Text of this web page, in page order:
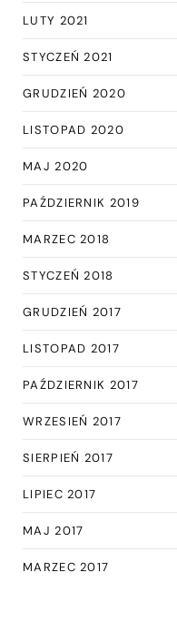
LUTY 2021
STYCZEŃ 2021
GRUDZIEŃ 2020
LISTOPAD 2020
MAJ 2020
PAŹDZIERNIK 2019
MARZEC 2018
STYCZEŃ 2018
GRUDZIEŃ 2017
LISTOPAD 2017
PAŹDZIERNIK 2017
WRZESIEŃ 2017
SIERPIEŃ 2017
LIPIEC 2017
MAJ 2017
MARZEC 2017